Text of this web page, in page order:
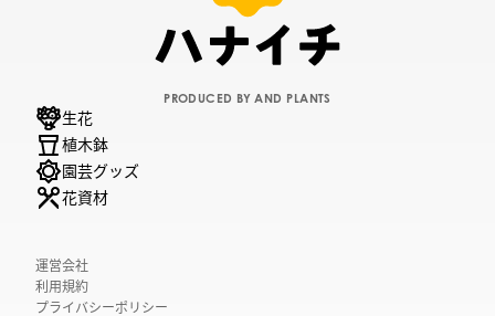
PRODUCED BY AND PLANTS
生花
植木鉢
園芸グッズ
花資材
運営会社
利用規約
プライバシーポリシー